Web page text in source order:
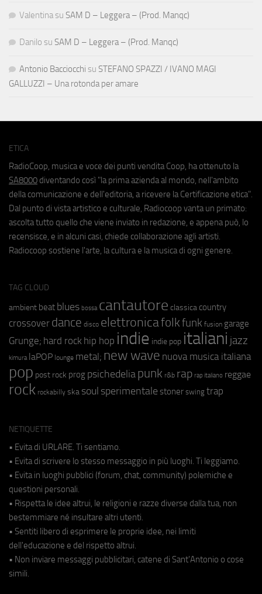
Valentina su SAM D – Leggera – (Prod. Manqc)
Danilo su SAM D – Leggera – (Prod. Manqc)
Antonio Bacciocchi su STEFANO SPAZZI / IVANO MAGI
GALLUZZI – Una rotonda per amare
ETICA
RadioCoop, musica e voce dei punti vendita Coop, ha ottenuto la
SA8000 diventando così "la prima azienda al mondo, nell'ambito
della comunicazione e dell'editoria, a ricevere la Certificazione etica".
Dal punto di vista artistico e culturale, Radiocoop vanta un primato:
ascolta tutto quello che viene inviato in redazione, e appena può, lo
recensisce, e in alcuni casi, chiede collaborazione agli artisti.
Radiocoop sostiene l'arte, la cultura e la musica di ogni genere.
TAG CLOUD
ambient beat blues bossa cantautore classica country
crossover dance disco elettronicafolkfunk fusion garage
Grunge; hard rock hip hop indie indie pop italiani jazz
kimura laPOP lounge metal; new wave nuova musica italiana
pop post rock prog psichedeliapunk r&b rap rap italiano reggae
rock rockabilly ska soul sperimentale stoner swing trap
NETIQUETTE
• Evita di URLARE. Ti sentiamo.
• Evita di scrivere lo stesso messaggio in più luoghi. Ti leggiamo.
• Evita in luoghi pubblici (forum, chat, community) polemiche e
questioni personali.
• Rispetta le idee altrui, le religioni e razze diverse dalla tua, non
bestemmiare né insultare altri utenti.
• Sentiti libero di esprimere le proprie idee, nei limiti
dell'educazione e del rispetto altrui.
• Non inviare messaggi pubblicitari, catene di Sant'Antonio o cose
simili.